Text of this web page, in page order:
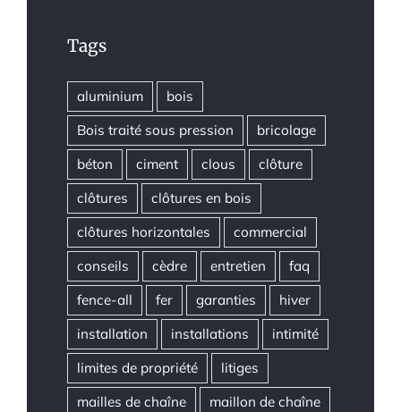
Tags
aluminium
bois
Bois traité sous pression
bricolage
béton
ciment clous
clôture
clôtures
clôtures en bois
clôtures horizontales
commercial
conseils
cèdre entretien
faq
fence-all
fer garanties
hiver
installation
installations
intimité
limites de propriété
litiges
mailles de chaîne
maillon de chaîne